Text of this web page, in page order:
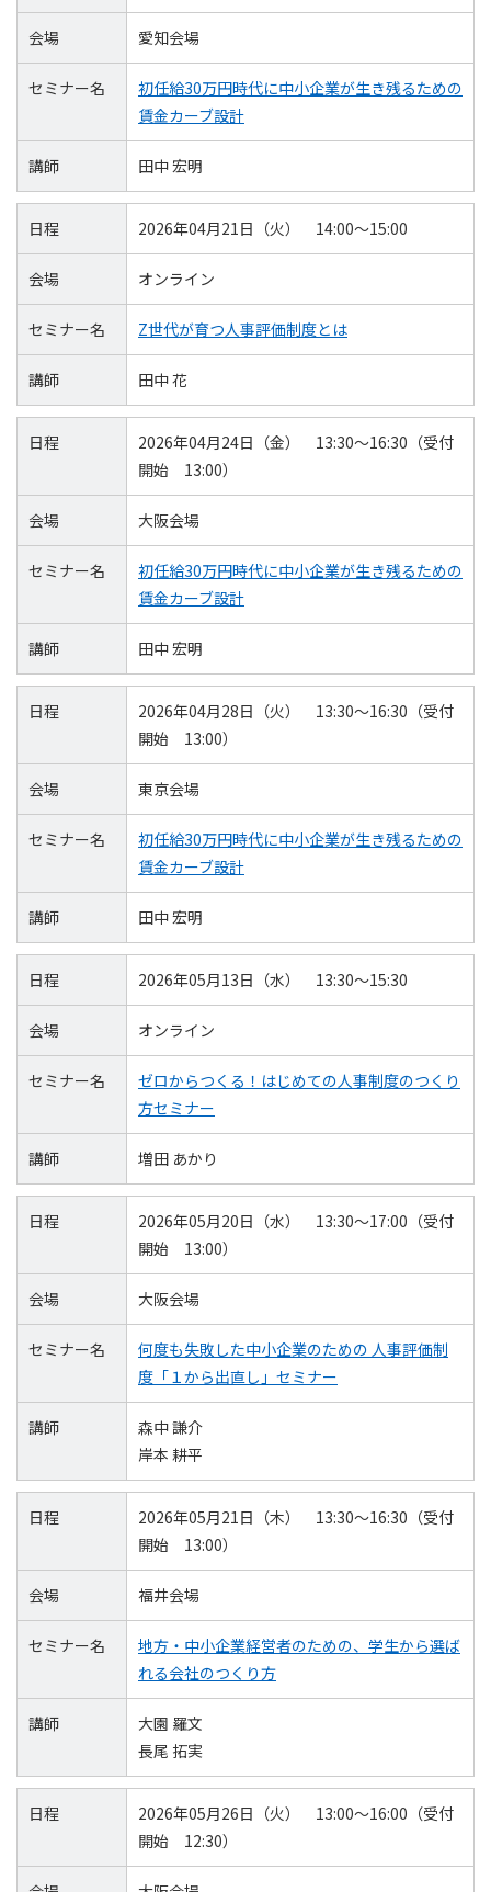
会場 愛知会場
セミナー名
初任給30万円時代に中小企業が生き残るための
賃金カーブ設計
講師 田中 宏明
日程 2026年04月21日（火） 14:00～15:00
会場 オンライン
セミナー名 Z世代が育つ人事評価制度とは
講師 田中 花
日程
2026年04月24日（金） 13:30～16:30（受付
開始 13:00）
会場 大阪会場
セミナー名
初任給30万円時代に中小企業が生き残るための
賃金カーブ設計
講師 田中 宏明
日程
2026年04月28日（火） 13:30～16:30（受付
開始 13:00）
会場 東京会場
セミナー名
初任給30万円時代に中小企業が生き残るための
賃金カーブ設計
講師 田中 宏明
日程 2026年05月13日（水） 13:30～15:30
会場 オンライン
セミナー名
ゼロからつくる！はじめての人事制度のつくり
方セミナー
講師 増田 あかり
日程
2026年05月20日（水） 13:30～17:00（受付
開始 13:00）
会場 大阪会場
セミナー名
何度も失敗した中小企業のための 人事評価制
度「１から出直し」セミナー
講師
森中 謙介
岸本 耕平
日程
2026年05月21日（木） 13:30～16:30（受付
開始 13:00）
会場 福井会場
セミナー名
地方・中小企業経営者のための、学生から選ば
れる会社のつくり方
講師
大園 羅文
長尾 拓実
日程
2026年05月26日（火） 13:00～16:00（受付
開始 12:30）